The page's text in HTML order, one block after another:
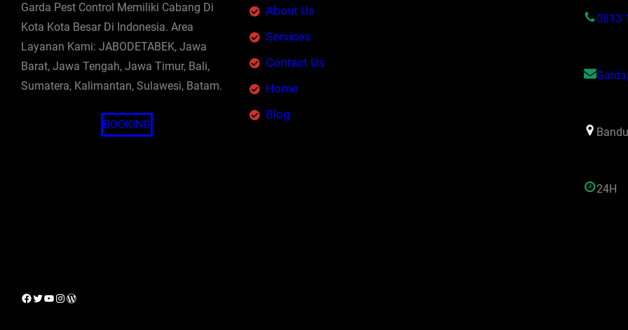
Garda Pest Control Memiliki Cabang Di
Kota Kota Besar Di Indonesia. Area
Layanan Kami: JABODETABEK, Jawa
Barat, Jawa Tengah, Jawa Timur, Bali,
Sumatera, Kalimantan, Sulawesi, Batam.
BOOKING
About Us
Services
Contact Us
Home
Blog
0813
24H
Facebook
Twitter
YouTube
Instagram
WordPress